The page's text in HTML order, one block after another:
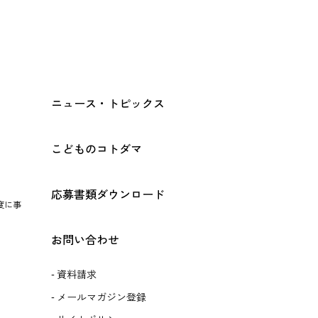
に事
ニュース・トピックス
こどものコトダマ
応募書類ダウンロード
お問い合わせ
資料請求
メールマガジン登録